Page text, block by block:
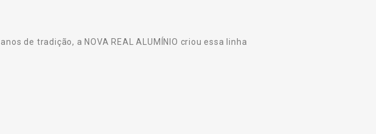
de tradição, a NOVA REAL ALUMÍNIO criou essa linha